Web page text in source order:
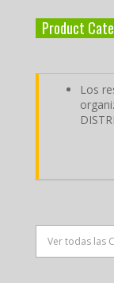
Product
Los